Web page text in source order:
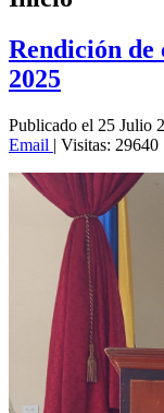
Rendición de
2025
Publicado el 25 Julio
Email | Visitas: 29640